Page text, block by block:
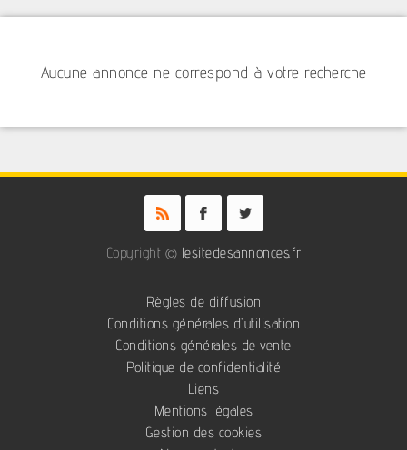
Aucune annonce ne correspond à votre recherche
Copyright © lesitedesannonces.fr
Règles de diffusion
Conditions générales d'utilisation
Conditions générales de vente
Politique de confidentialité
Liens
Mentions légales
Gestion des cookies